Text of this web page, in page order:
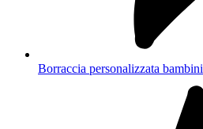
Borraccia personalizzata bambini